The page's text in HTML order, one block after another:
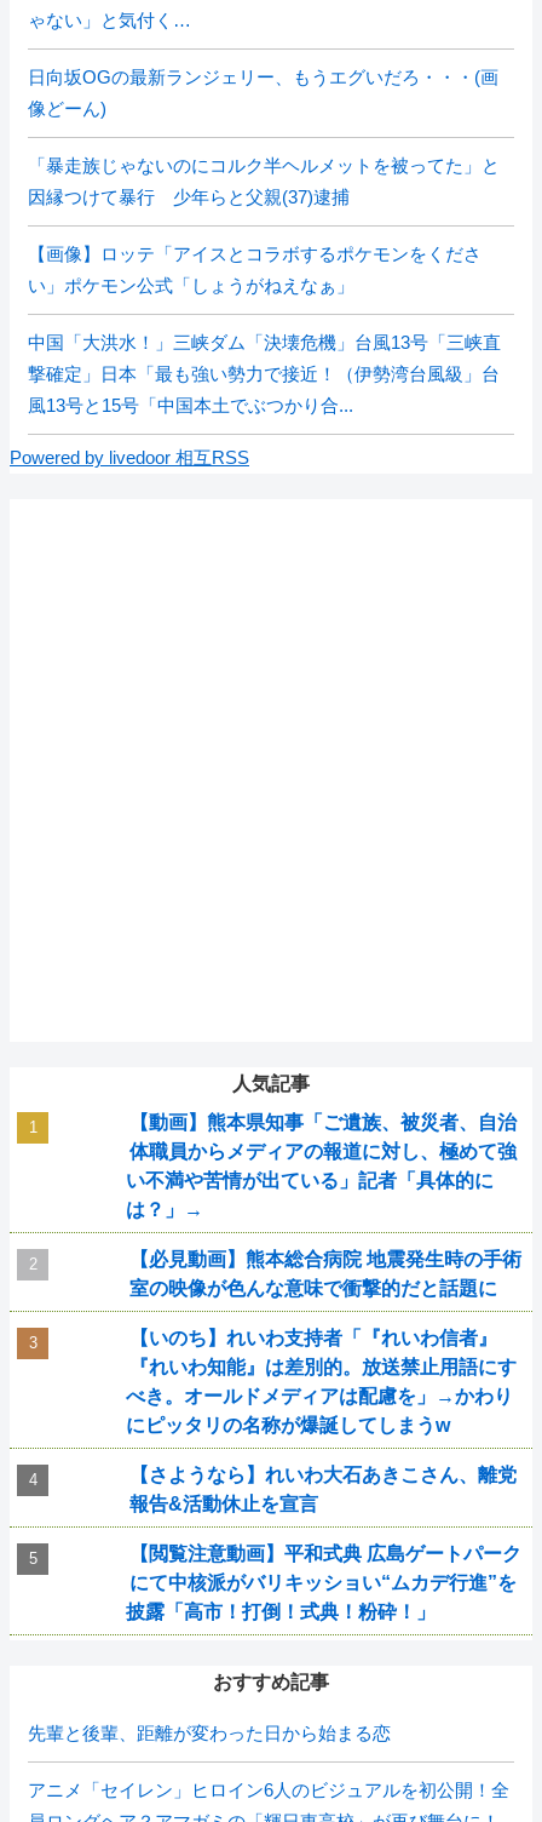
ゃない」と気付く…
日向坂OGの最新ランジェリー、もうエグいだろ・・・(画
像どーん)
「暴走族じゃないのにコルク半ヘルメットを被ってた」と
因縁つけて暴行 少年らと父親(37)逮捕
【画像】ロッテ「アイスとコラボするポケモンをくださ
い」ポケモン公式「しょうがねえなぁ」
中国「大洪水！」三峡ダム「決壊危機」台風13号「三峡直
撃確定」日本「最も強い勢力で接近！（伊勢湾台風級」台
風13号と15号「中国本土でぶつかり合...
Powered by livedoor 相互RSS
人気記事
【動画】熊本県知事「ご遺族、被災者、自治
体職員からメディアの報道に対し、極めて強
い不満や苦情が出ている」記者「具体的に
は？」→
【必見動画】熊本総合病院 地震発生時の手術
室の映像が色んな意味で衝撃的だと話題に
【いのち】れいわ支持者「『れいわ信者』
『れいわ知能』は差別的。放送禁止用語にす
べき。オールドメディアは配慮を」→かわり
にピッタリの名称が爆誕してしまうw
【さようなら】れいわ大石あきこさん、離党
報告&活動休止を宣言
【閲覧注意動画】平和式典 広島ゲートパーク
にて中核派がバリキッショい“ムカデ行進”を
披露「高市！打倒！式典！粉砕！」
おすすめ記事
先輩と後輩、距離が変わった日から始まる恋
アニメ「セイレン」ヒロイン6人のビジュアルを初公開！全